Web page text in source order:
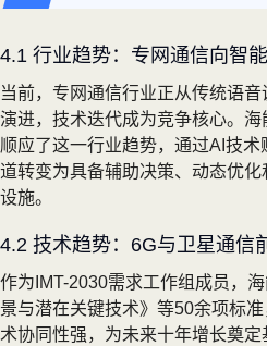
4.1 行业趋势：专网通信向智
当前，专网通信行业正从传统语音
演进，技术迭代成为竞争核心。海
顺应了这一行业趋势，通过AI技
道转变为具备辅助决策、动态优
设施。
4.2 技术趋势：6G与卫星通信
作为IMT-2030需求工作组成员，
景与潜在关键技术》等50余项标
术协同性强，为未来十年增长奠